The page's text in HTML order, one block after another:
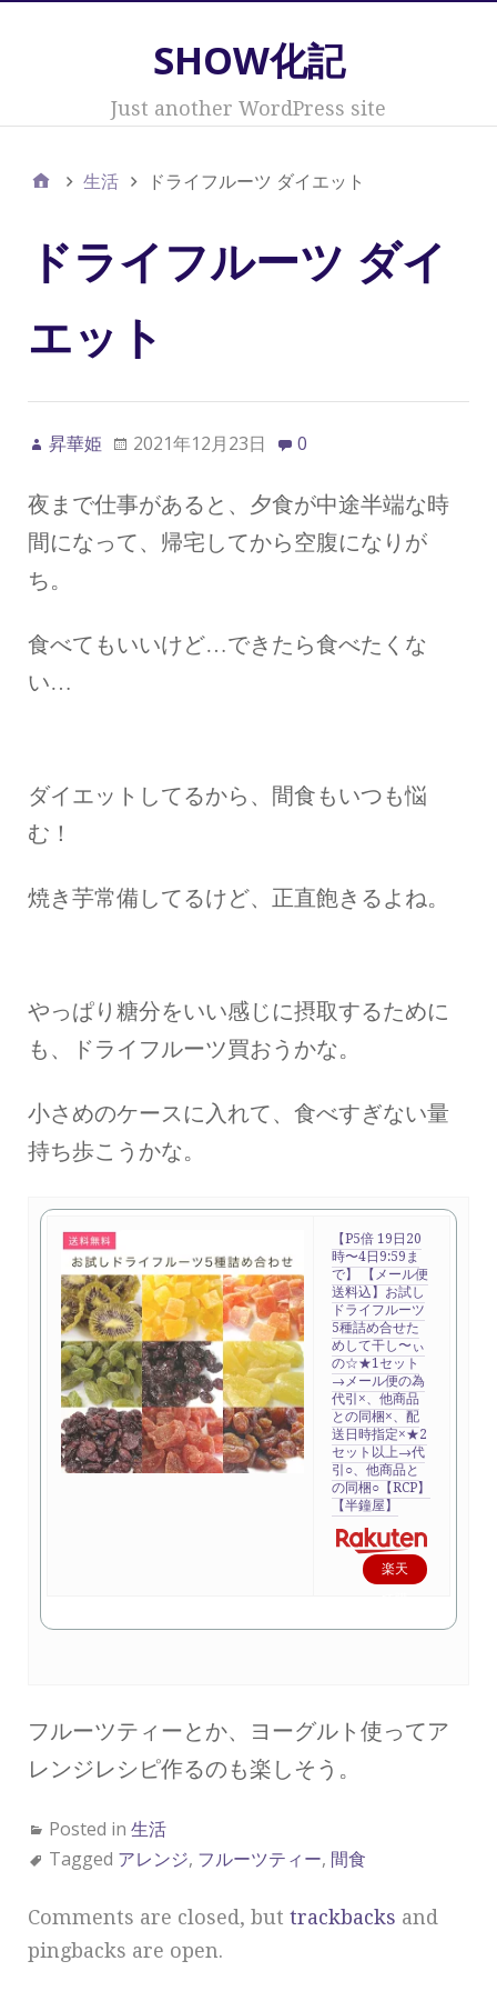
SHOW化記
Just another WordPress site
生活 ドライフルーツ ダイエット
ドライフルーツ ダイ
エット
昇華姫 2021年12月23日 0
夜まで仕事があると、夕食が中途半端な時
間になって、帰宅してから空腹になりが
ち。
食べてもいいけど…できたら食べたくな
い…
ダイエットしてるから、間食もいつも悩
む！
焼き芋常備してるけど、正直飽きるよね。
やっぱり糖分をいい感じに摂取するために
も、ドライフルーツ買おうかな。
小さめのケースに入れて、食べすぎない量
持ち歩こうかな。
【P5倍 19日20
時〜4日9:59ま
で】 【メール便
送料込】お試し
ドライフルーツ
5種詰め合せた
めして干し〜ぃ
の☆★1セット
→メール便の為
代引×、他商品
との同梱×、配
送日時指定×★2
セット以上→代
引○、他商品と
の同梱○【RCP】
【半鐘屋】
楽天
入
フルーツティーとか、ヨーグルト使ってア
レンジレシピ作るのも楽しそう。
Posted in 生活
Tagged アレンジ, フルーツティー, 間食
Comments are closed, but trackbacks and
pingbacks are open.